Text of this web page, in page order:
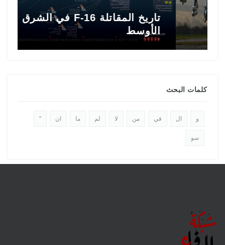
تاريخ المقاتلة F-16 في الشرق
الأوسط
كلمات البحث
و ال في من لا لم ما ان "
سو